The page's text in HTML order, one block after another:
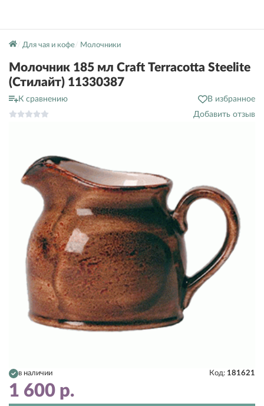
Для чая и кофе Молочники
Молочник 185 мл Craft Terracotta Steelite
(Стилайт) 11330387
К сравнению
В избранное
Добавить отзыв
в наличии Код: 181621
1 600 р.